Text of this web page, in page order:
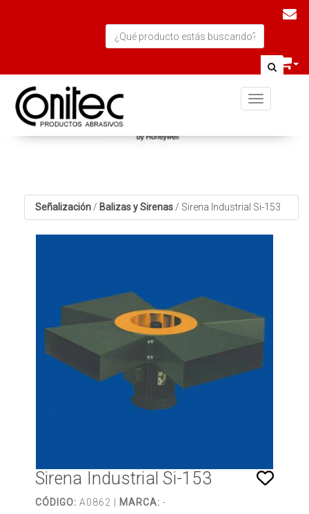
Toggle
Señalización / Balizas y Sirenas / Sirena Industrial Si-153
Sirena Industrial Si-153
CÓDIGO: A0862 | MARCA: -